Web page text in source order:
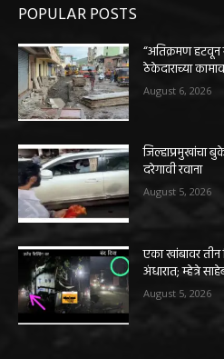
POPULAR POSTS
“अतिक्रमण
ठेकेदाराच्या
August 6, 2026
जिल्हाप्रमुखांचा
दरेगावी रवाना
August 5, 2026
एका खांबावर
अंधारात; म्हेत्रे
August 5, 2026